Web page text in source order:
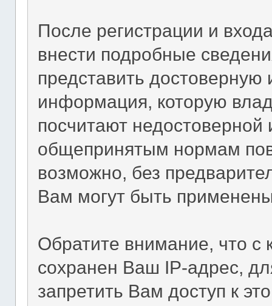
После регистрации и
внести подробные
представить
информация, которую
посчитают
общепринятым нормам
возможно, без
Вам могут быть
Обратите внимание, что
сохранен Ваш IP-адрес,
запретить Вам доступ к